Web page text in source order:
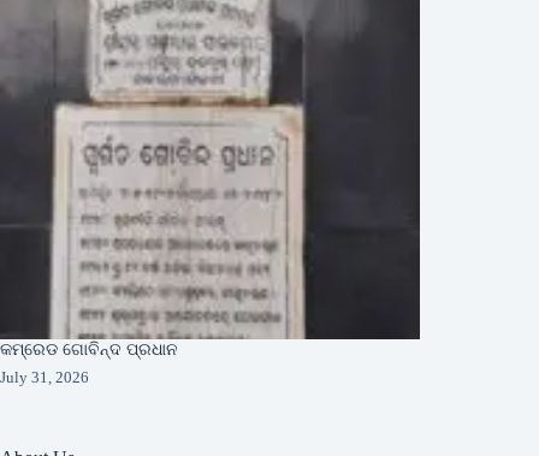
କମ୍ରେଡ ଗୋବିନ୍ଦ ପ୍ରଧାନ
July 31, 2026